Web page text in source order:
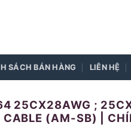
SÁCH BÁN HÀNG LIÊN HỆ
25CX28AWG ;
(AM-SB) |